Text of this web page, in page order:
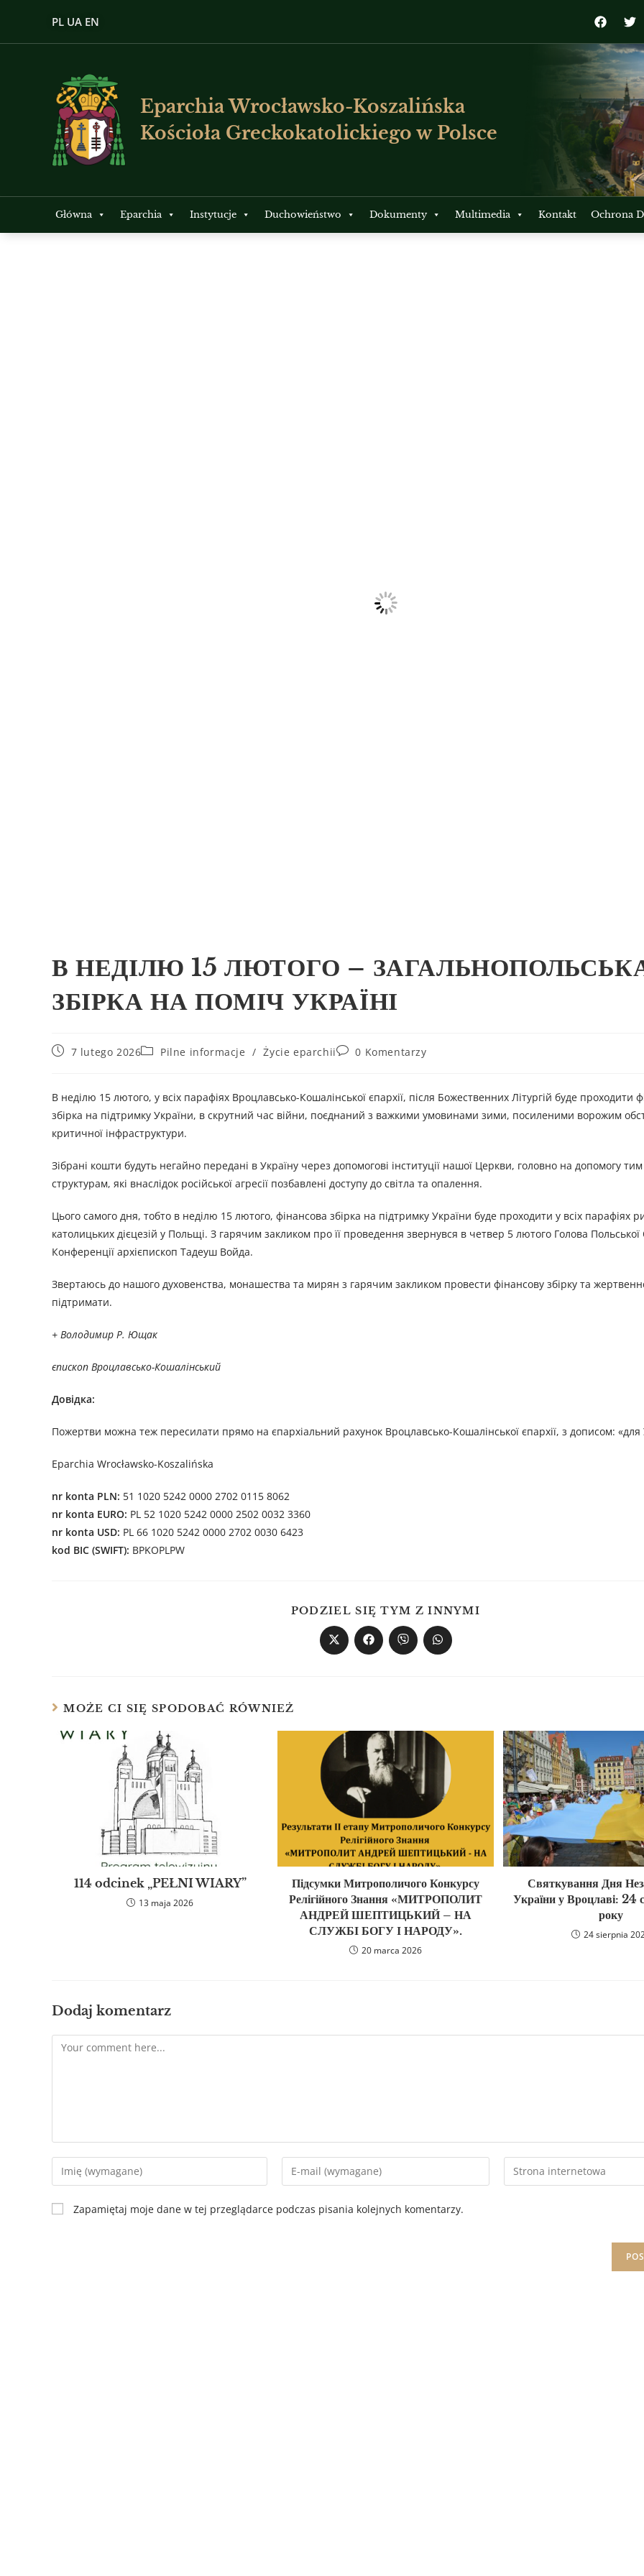
PL UA EN
Eparchia Wrocławsko-Koszalińska
Kościoła Greckokatolickiego w Polsce
Główna Eparchia Instytucje Duchowieństwo Dokumenty Multimedia Kontakt Ochrona
В НЕДІЛЮ 15 ЛЮТОГО –
ЗБІРКА НА ПОМІЧ УКРАЇНІ
7 lutego 2026 Pilne informacje / Życie eparchii 0 Komentarzy
В неділю 15 лютого, у всіх парафіях Вроцлавсько-Кошалінської єпархії, після Божественних Літургій буде проходити
збірка на підтримку України, в скрутний час війни, поєднаний з важкими умовинами зими, посиленими ворожим
критичної інфраструктури.
Зібрані кошти будуть негайно передані в Україну через допомогові інституції нашої Церкви, головно на допомогу
структурам, які внаслідок російської агресії позбавлені доступу до світла та опалення.
Цього самого дня, тобто в неділю 15 лютого, фінансова збірка на підтримку України буде проходити у всіх парафіях
католицьких дієцезій у Польщі. З гарячим закликом про її проведення звернувся в четвер 5 лютого Голова Польської
Конференції архієпископ Тадеуш Войда.
Звертаюсь до нашого духовенства, монашества та мирян з гарячим закликом провести фінансову збірку та
підтримати.
+ Володимир Р. Ющак
єпископ Вроцлавсько-Кошалінський
Довідка:
Пожертви можна теж пересилати прямо на єпархіальний рахунок Вроцлавсько-Кошалінської єпархії, з дописом: «для
Eparchia Wrocławsko-Koszalińska
nr konta PLN: 51 1020 5242 0000 2702 0115 8062
nr konta EURO: PL 52 1020 5242 0000 2502 0032 3360
nr konta USD: PL 66 1020 5242 0000 2702 0030 6423
kod BIC (SWIFT): BPKOPLPW
PODZIEL SIĘ TYM Z INNYMI
MOŻE CI SIĘ SPODOBAĆ RÓWNIEŻ
114 odcinek „PEŁNI WIARY”
13 maja 2026
Підсумки Митрополичого Конкурсу
Релігійного Знання «МИТРОПОЛИТ
АНДРЕЙ ШЕПТИЦЬКИЙ – НА
СЛУЖБІ БОГУ І НАРОДУ».
20 marca 2026
Святкування Дня
України у Вроцлаві: 24
року
24 sierpnia
Dodaj komentarz
Zapamiętaj moje dane w tej przeglądarce podczas pisania kolejnych komentarzy.